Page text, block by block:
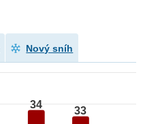
Nový sníh
34
33